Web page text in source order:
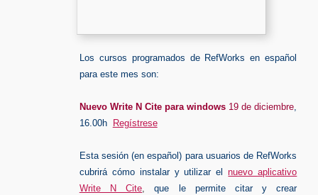
Los cursos programados de RefWorks en español
para este mes son:
Nuevo Write N Cite para windows 19 de diciembre,
16.00h
Regístrese
Esta sesión (en español) para usuarios de RefWorks
cubrirá cómo instalar y utilizar el
nuevo aplicativo
Write N Cite,que le permite citar y crear